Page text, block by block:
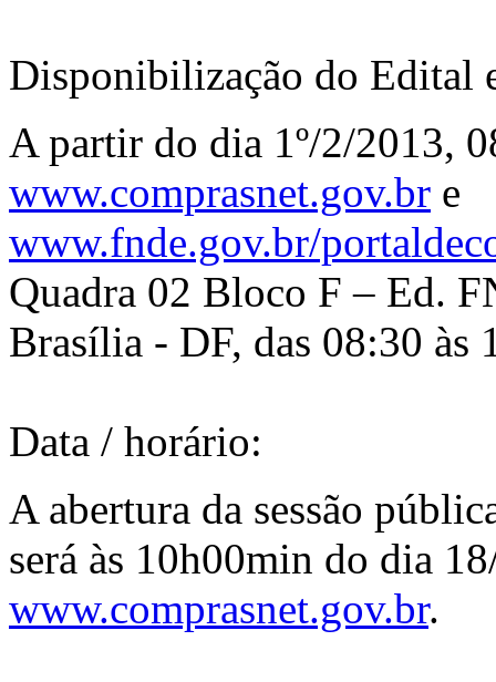
Disponibilização do Edital
A partir do dia 1º/2/2013,
www.comprasnet.gov.br e
www.fnde.gov.br/
Quadra 02 Bloco F – Ed.
Brasília - DF, das 08:30 às
Data / horário:
A abertura da sessão
será às 10h00min do dia
www.comprasnet.gov.br.